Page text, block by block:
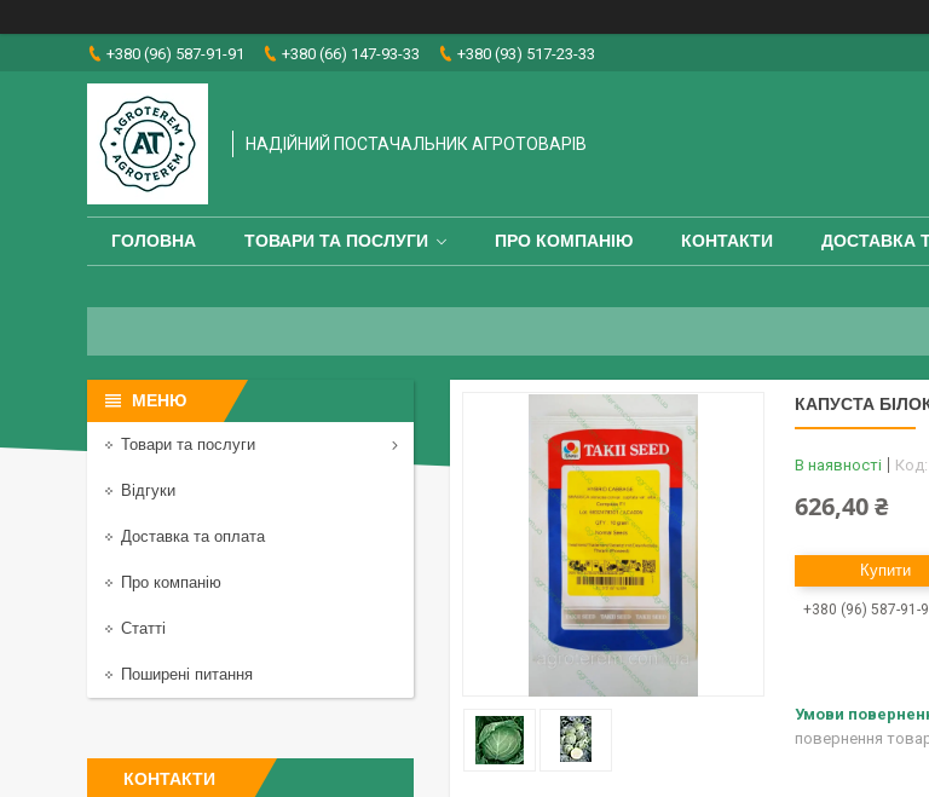
+380 (96) 587-91-91 +380 (66) 147-93-33 +380 (93) 517-23-33
НАДІЙНИЙ ПОСТАЧАЛЬНИК АГРОТОВАРІВ
ГОЛОВНА ТОВАРИ ТА ПОСЛУГИ ПРО КОМПАНІЮ КОНТАКТИ ДОСТАВКА
КАПУСТА
В наявності Код:
626,40 ₴
Купити
+380 (96) 587-91-
повернення
Товари та послуги
Відгуки
Доставка та оплата
Про компанію
Статті
Поширені питання
КОНТАКТИ